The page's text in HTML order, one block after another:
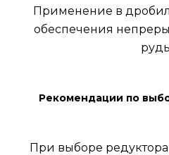
Применение в
обеспечения
Рекомендации по
При выборе